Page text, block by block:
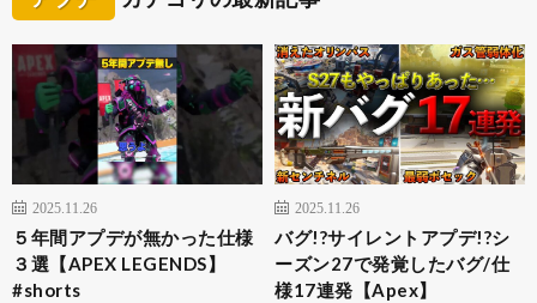
2025.11.26
５年間アプデが無かった仕様
３選【APEX LEGENDS】
#shorts
2025.11.26
バグ!?サイレントアプデ!?シ
ーズン27で発覚したバグ/仕
様17連発【Apex】